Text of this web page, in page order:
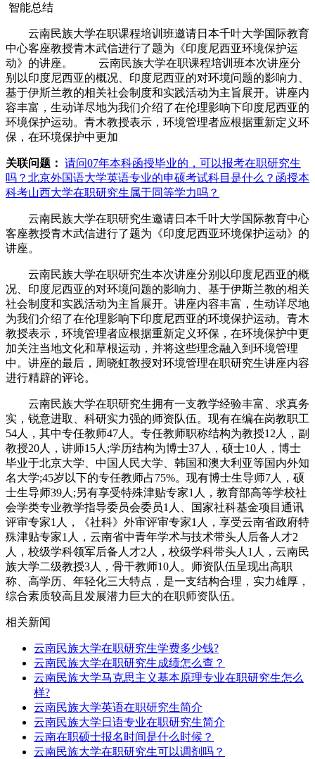
智能总结
云南民族大学在职课程培训班邀请日本千叶大学国际教育
中心客座教授青木武信进行了题为《印度尼西亚环境保护运
动》的讲座。 云南民族大学在职课程培训班本次讲座分
别以印度尼西亚的概况、印度尼西亚的对环境问题的影响力、
基于伊斯兰教的相关社会制度和实践活动为主旨展开。讲座内
容丰富，生动详尽地为我们介绍了在伦理影响下印度尼西亚的
环境保护运动。青木教授表示，环境管理者应根据重新定义环
保，在环境保护中更加
关联问题： 请问07年本科函授毕业的，可以报考在职研究生
吗？ 北京外国语大学英语专业的申硕考试科目是什么？ 函授本
科考山西大学在职研究生属于同等学力吗？
云南民族大学在职研究生邀请日本千叶大学国际教育中心
客座教授青木武信进行了题为《印度尼西亚环境保护运动》的
讲座。
云南民族大学在职研究生本次讲座分别以印度尼西亚的概
况、印度尼西亚的对环境问题的影响力、基于伊斯兰教的相关
社会制度和实践活动为主旨展开。讲座内容丰富，生动详尽地
为我们介绍了在伦理影响下印度尼西亚的环境保护运动。青木
教授表示，环境管理者应根据重新定义环保，在环境保护中更
加关注当地文化和草根运动，并将这些理念融入到环境管理
中。讲座的最后，周晓虹教授对环境管理在职研究生讲座内容
进行精辟的评论。
云南民族大学在职研究生拥有一支教学经验丰富、求真务
实，锐意进取、科研实力强的师资队伍。现有在编在岗教职工
54人，其中专任教师47人。专任教师职称结构为教授12人，副
教授20人，讲师15人;学历结构为博士37人，硕士10人，博士
毕业于北京大学、中国人民大学、韩国和澳大利亚等国内外知
名大学;45岁以下的专任教师占75%。现有博士生导师7人，硕
士生导师39人;另有享受特殊津贴专家1人，教育部高等学校社
会学类专业教学指导委员会委员1人、国家社科基金项目通讯
评审专家1人，《社科》外审评审专家1人，享受云南省政府特
殊津贴专家1人，云南省中青年学术与技术带头人后备人才2
人，校级学科领军后备人才2人，校级学科带头人1人，云南民
族大学二级教授3人，骨干教师10人。师资队伍呈现出高职
称、高学历、年轻化三大特点，是一支结构合理，实力雄厚，
综合素质较高且发展潜力巨大的在职师资队伍。
相关新闻
云南民族大学在职研究生学费多少钱?
云南民族大学在职研究生成绩怎么查？
云南民族大学马克思主义基本原理专业在职研究生怎么
样?
云南民族大学英语在职研究生简介
云南民族大学日语专业在职研究生简介
云南在职硕士报名时间是什么时候？
云南民族大学在职研究生可以调剂吗？